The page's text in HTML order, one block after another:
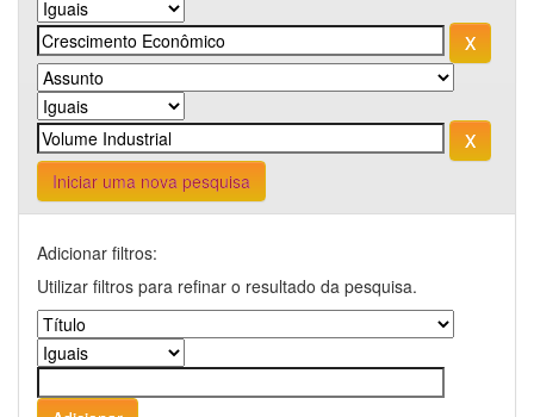
Iniciar uma nova pesquisa
Adicionar filtros:
Utilizar filtros para refinar o resultado da pesquisa.